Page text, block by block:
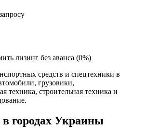
лизинг без аванса (0%)
средств и спецтехники в
грузовики,
техника, строительная техника и
городах Украины